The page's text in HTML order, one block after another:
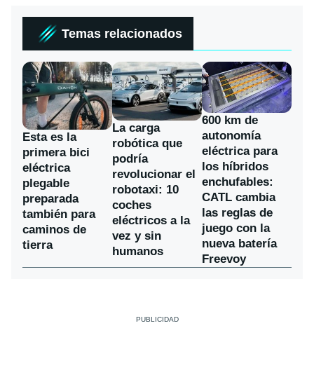
Temas relacionados
Esta es la
primera bici
eléctrica
plegable
preparada
también para
caminos de
tierra
La carga
robótica que
podría
revolucionar el
robotaxi: 10
coches
eléctricos a la
vez y sin
humanos
600 km de
autonomía
eléctrica para
los híbridos
enchufables:
CATL cambia
las reglas de
juego con la
nueva batería
Freevoy